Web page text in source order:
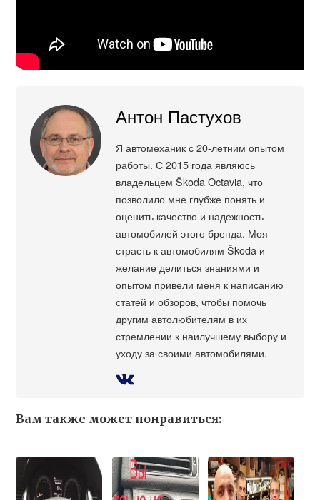
Антон Пастухов
Я автомеханик с 20-летним опытом
работы. С 2015 года являюсь
владельцем Škoda Octavia, что
позволило мне глубже понять и
оценить качество и надежность
автомобилей этого бренда. Моя
страсть к автомобилям Škoda и
желание делиться знаниями и
опытом привели меня к написанию
статей и обзоров, чтобы помочь
другим автолюбителям в их
стремлении к наилучшему выбору и
уходу за своими автомобилями.
Вам также может понравиться: